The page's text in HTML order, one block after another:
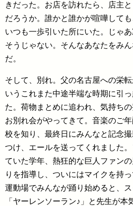
きだった。お店を訪れたら、店主
だろうか。誰かと誰かが喧嘩しても
いつも一歩引いた所にいた。じゃ
そうじゃない。そんなあなたをみ
だ。
そして、別れ。父の名古屋への栄
いうこれまた中途半端な時期に引
た。荷物まとめに追われ、気持ちの
お別れ会がやってきて。音楽のご
校を知り、最終日にみんなと記念
つけ、エールを送ってくれました
ていた学年、熱狂的な巨人ファン
りを指導し、ついにはマイクを持
運動場でみんなが踊り始めると、
「ヤーレンソーラン♪」と先生が